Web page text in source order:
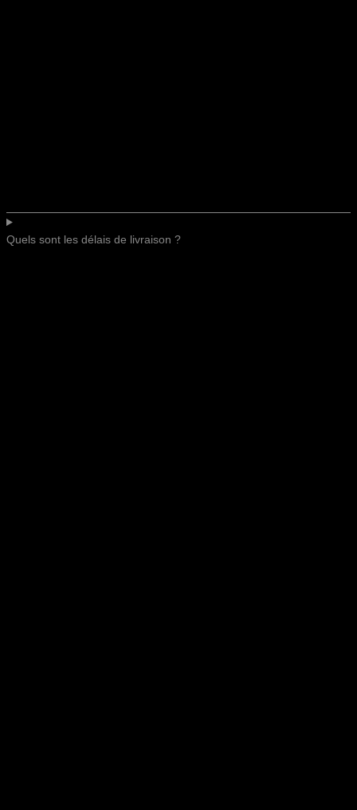
Quels sont les délais de livraison ?